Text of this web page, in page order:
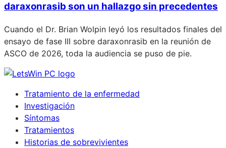
daraxonrasib son un hallazgo sin precedentes
Cuando el Dr. Brian Wolpin leyó los resultados finales del
ensayo de fase III sobre daraxonrasib en la reunión de
ASCO de 2026, toda la audiencia se puso de pie.
Tratamiento de la enfermedad
Investigación
Síntomas
Tratamientos
Historias de sobrevivientes